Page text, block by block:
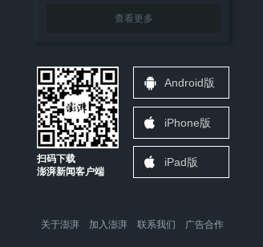
查看更多
扫码下载
澎湃新闻客户端
Android版
iPhone版
iPad版
关于澎湃 加入澎湃 联系我们 广告合作